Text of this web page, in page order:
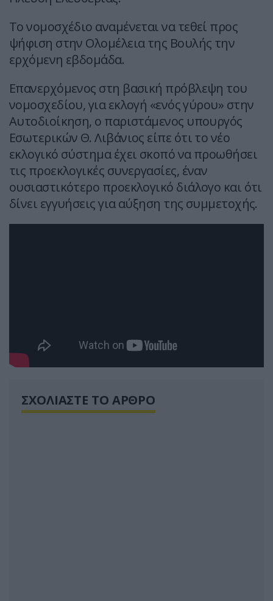
Το νομοσχέδιο αναμένεται να τεθεί προς
ψήφιση στην Ολομέλεια της Βουλής την
ερχόμενη εβδομάδα.
Επανερχόμενος στη βασική πρόβλεψη του
νομοσχεδίου, για εκλογή «ενός γύρου» στην
Αυτοδιοίκηση, ο παριστάμενος υπουργός
Εσωτερικών Θ. Λιβάνιος είπε ότι το νέο
εκλογικό σύστημα έχει σκοπό να προωθήσει
τις προεκλογικές συνεργασίες, έναν
ουσιαστικότερο προεκλογικό διάλογο και ότι
δίνει εγγυήσεις για αύξηση της συμμετοχής.
ΣΧΟΛΙΑΣΤΕ ΤΟ ΑΡΘΡΟ